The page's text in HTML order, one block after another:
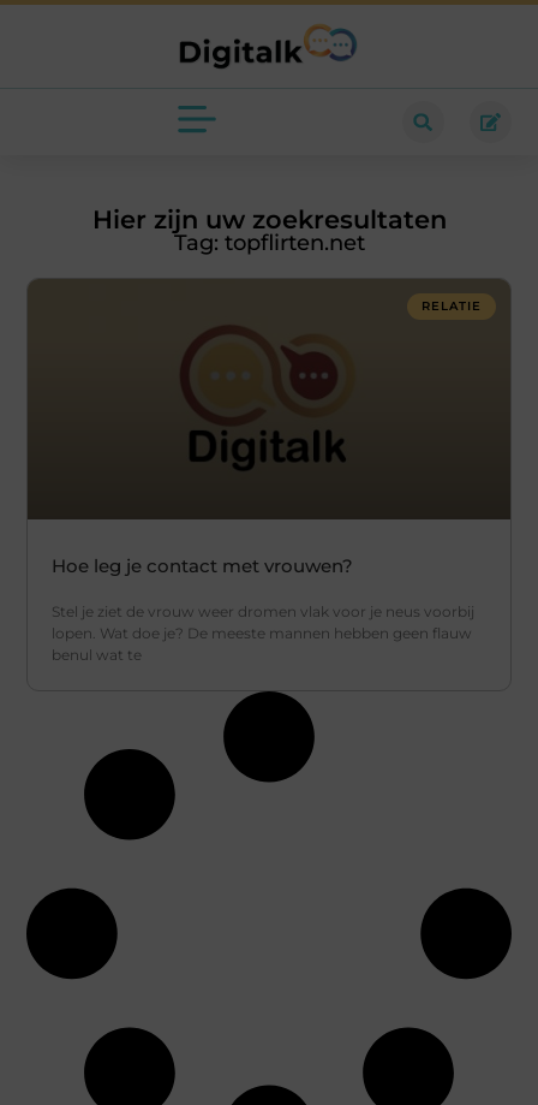
Hier zijn uw zoekresultaten
Tag: topflirten.net
RELATIE
Hoe leg je contact met vrouwen?
Stel je ziet de vrouw weer dromen vlak voor je neus voorbij
lopen. Wat doe je? De meeste mannen hebben geen flauw
benul wat te